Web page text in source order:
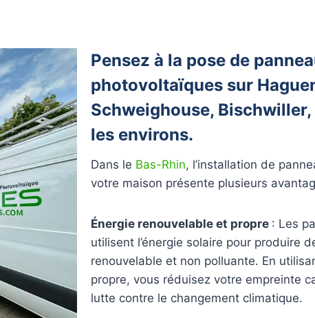
Pensez à la pose de
photovoltaïques sur
Schweighouse,
les environs.
Dans le Bas-Rhin, l’installation de
votre maison présente plusieurs
Énergie renouvelable et propre : Les
utilisent l’énergie solaire pour produire
renouvelable et non polluante. En
propre, vous réduisez votre empreinte
lutte contre le changement climatique.